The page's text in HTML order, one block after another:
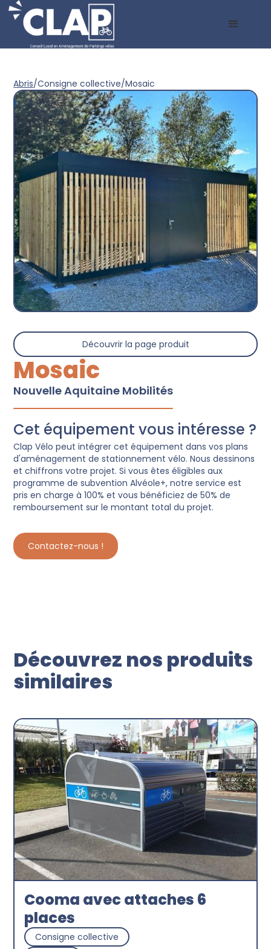
Abris/Consigne collective/Mosaic
Découvrir la page produit
Mosaic
Nouvelle Aquitaine Mobilités
Cet équipement vous intéresse ?
Clap Vélo peut intégrer cet équipement dans vos plans
d'aménagement de stationnement vélo. Nous dessinons
et chiffrons votre projet. Si vous êtes éligibles aux
programme de subvention Alvéole+, notre service est
pris en charge à 100% et vous bénéficiez de 50% de
remboursement sur le montant total du projet.
Contactez-nous !
Découvrez nos produits
similaires
Cooma avec attaches 6
places
Consigne collective